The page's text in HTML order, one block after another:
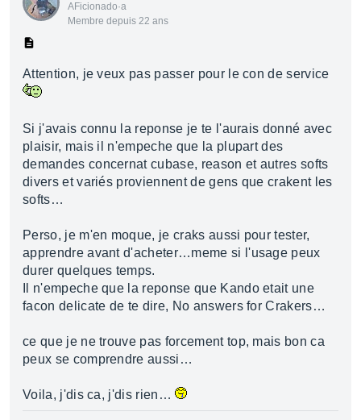
AFicionado·a
Membre depuis 22 ans
Attention, je veux pas passer pour le con de service
Si j'avais connu la reponse je te l'aurais donné avec
plaisir, mais il n'empeche que la plupart des
demandes concernat cubase, reason et autres softs
divers et variés proviennent de gens que crakent les
softs…
Perso, je m'en moque, je craks aussi pour tester,
apprendre avant d'acheter…meme si l'usage peux
durer quelques temps.
Il n'empeche que la reponse que Kando etait une
facon delicate de te dire, No answers for Crakers…
ce que je ne trouve pas forcement top, mais bon ca
peux se comprendre aussi…
Voila, j'dis ca, j'dis rien…